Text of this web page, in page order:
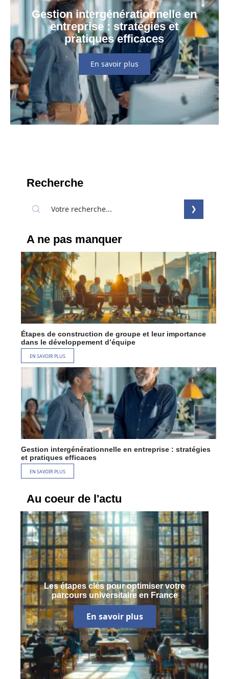
Gestion intergénérationnelle en
entreprise : stratégies et
pratiques efficaces
En savoir plus
Recherche
A ne pas manquer
Étapes de construction de groupe et leur importance
dans le développement d’équipe
EN SAVOIR PLUS
Gestion intergénérationnelle en entreprise : stratégies
et pratiques efficaces
EN SAVOIR PLUS
Au coeur de l'actu
Les étapes clés pour optimiser votre
parcours universitaire en France
En savoir plus